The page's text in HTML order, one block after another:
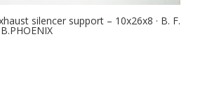
silencer support – 10x26x8 · B. F.